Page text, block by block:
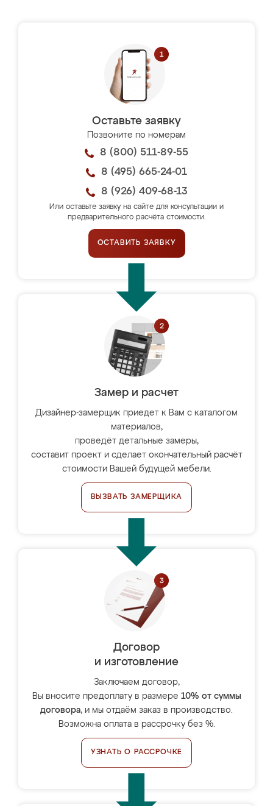
Оставьте заявку
Позвоните по номерам
8 (800) 511-89-55
8 (495) 665-24-01
8 (926) 409-68-13
Или оставьте заявку на сайте для консультации и
предварительного расчёта стоимости.
ОСТАВИТЬ ЗАЯВКУ
Замер и расчет
Дизайнер-замерщик приедет к Вам с каталогом
материалов,
проведёт детальные замеры,
составит проект и сделает окончательный расчёт
стоимости Вашей будущей мебели.
ВЫЗВАТЬ ЗАМЕРЩИКА
Договор
и изготовление
Заключаем договор,
Вы вносите предоплату в размере 10% от суммы
договора, и мы отдаём заказ в производство.
Возможна оплата в рассрочку без %.
УЗНАТЬ О РАССРОЧКЕ